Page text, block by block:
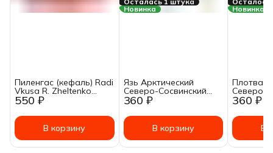
550 ₽
Пиленгас (кефаль) Radi
Vkusa R. Zheltenko
обжаренный в
В корзину
Новинка
360 ₽
Язь Арктический
Северо-Сосвинский
натуральный 230г
В корзину
Новинка
360 ₽
Плотва
Северо-
В